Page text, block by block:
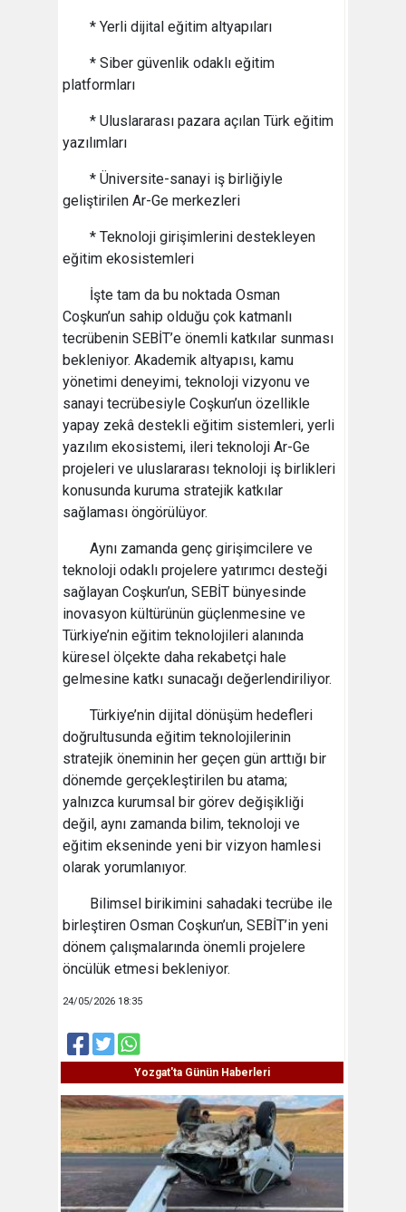
* Yerli dijital eğitim altyapıları
* Siber güvenlik odaklı eğitim
platformları
* Uluslararası pazara açılan Türk eğitim
yazılımları
* Üniversite-sanayi iş birliğiyle
geliştirilen Ar-Ge merkezleri
* Teknoloji girişimlerini destekleyen
eğitim ekosistemleri
İşte tam da bu noktada Osman
Coşkun’un sahip olduğu çok katmanlı
tecrübenin SEBİT’e önemli katkılar sunması
bekleniyor. Akademik altyapısı, kamu
yönetimi deneyimi, teknoloji vizyonu ve
sanayi tecrübesiyle Coşkun’un özellikle
yapay zekâ destekli eğitim sistemleri, yerli
yazılım ekosistemi, ileri teknoloji Ar-Ge
projeleri ve uluslararası teknoloji iş birlikleri
konusunda kuruma stratejik katkılar
sağlaması öngörülüyor.
Aynı zamanda genç girişimcilere ve
teknoloji odaklı projelere yatırımcı desteği
sağlayan Coşkun’un, SEBİT bünyesinde
inovasyon kültürünün güçlenmesine ve
Türkiye’nin eğitim teknolojileri alanında
küresel ölçekte daha rekabetçi hale
gelmesine katkı sunacağı değerlendiriliyor.
Türkiye’nin dijital dönüşüm hedefleri
doğrultusunda eğitim teknolojilerinin
stratejik öneminin her geçen gün arttığı bir
dönemde gerçekleştirilen bu atama;
yalnızca kurumsal bir görev değişikliği
değil, aynı zamanda bilim, teknoloji ve
eğitim ekseninde yeni bir vizyon hamlesi
olarak yorumlanıyor.
Bilimsel birikimini sahadaki tecrübe ile
birleştiren Osman Coşkun’un, SEBİT’in yeni
dönem çalışmalarında önemli projelere
öncülük etmesi bekleniyor.
24/05/2026 18:35
Yozgat'ta Günün Haberleri